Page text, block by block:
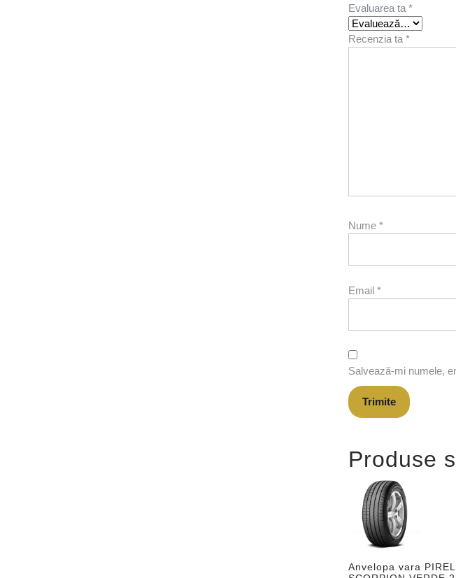
Evaluarea ta *
Recenzia ta *
Nume *
Email *
Salvează-mi numele,
Produse
Anvelopa vara